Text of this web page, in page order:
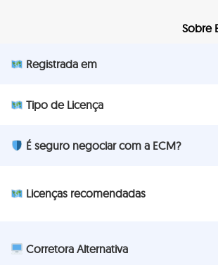
Sobre
Registrada em
Tipo de Licença
É seguro negociar com a ECM?
Licenças recomendadas
Corretora Alternativa